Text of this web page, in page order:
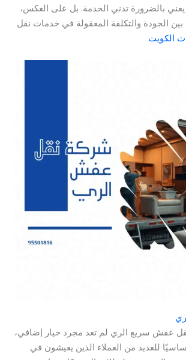
بالضرورة تدني الخدمة. بل على العكس،
الجودة والتكلفة المعقولة في خدمات نقل
الكويت
عفش سريع الري لم تعد مجرد خيار إضافي،
للعديد من العملاء الذين يعيشون في